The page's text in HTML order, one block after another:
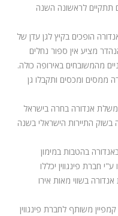
תתקיים לראשונה השנה
הופכים בקיץ לגן עדן של
מציע אין ספור נחלים
מהמשובחים באירופה כולה.
ממסים ומכסים ותקבלו גן
אנדורה בחרה בישראל
בשוק התיירות הישראלי בשנה
בהטבות במימון
חברת פינגווין יכללו
בשווי מאות אירו
משותף לחברת פינגווין